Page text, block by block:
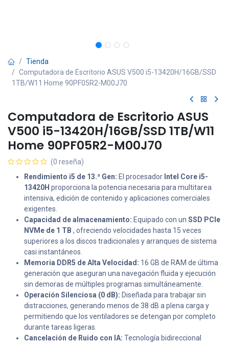
Tienda
Computadora de Escritorio ASUS V500 i5-13420H/16GB/SSD
1TB/W11 Home 90PF05R2-M00J70
Computadora de Escritorio ASUS
V500 i5-13420H/16GB/SSD 1TB/W11
Home 90PF05R2-M00J70
(0 reseña)
Rendimiento i5 de 13.ª Gen: El procesador Intel Core i5-
13420H proporciona la potencia necesaria para multitarea
intensiva, edición de contenido y aplicaciones comerciales
exigentes.
Capacidad de almacenamiento: Equipado con un SSD PCIe
NVMe de 1 TB , ofreciendo velocidades hasta 15 veces
superiores a los discos tradicionales y arranques de sistema
casi instantáneos.
Memoria DDR5 de Alta Velocidad: 16 GB de RAM de última
generación que aseguran una navegación fluida y ejecución
sin demoras de múltiples programas simultáneamente.
Operación Silenciosa (0 dB): Diseñada para trabajar sin
distracciones, generando menos de 38 dB a plena carga y
permitiendo que los ventiladores se detengan por completo
durante tareas ligeras.
Cancelación de Ruido con IA: Tecnología bidireccional